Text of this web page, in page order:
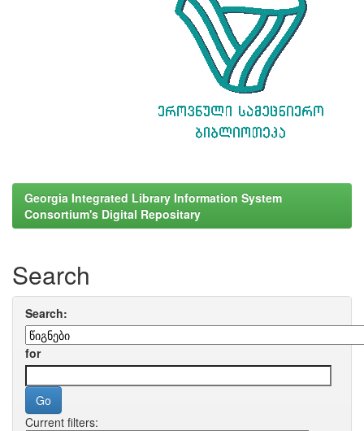
Georgia Integrated Library Information System
Consortium's Digital Repositary
Search
Search:
for
Current filters: